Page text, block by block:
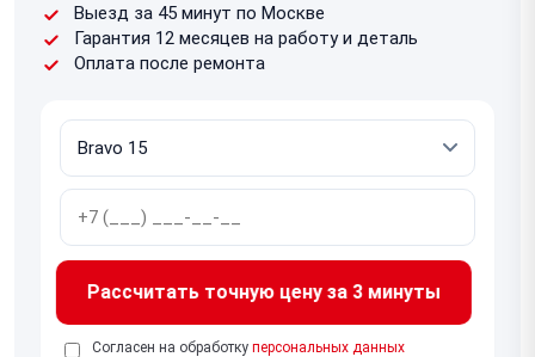
Выезд за 45 минут по Москве
Гарантия 12 месяцев на работу и деталь
Оплата после ремонта
Рассчитать точную цену за 3 минуты
Согласен на обработку персональных данных